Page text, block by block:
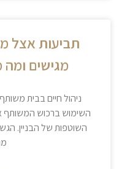
תביעות אצל
מגישים
ניהול חיים בבית
השימוש ברכוש המשותף
השוטפות של הבניין.